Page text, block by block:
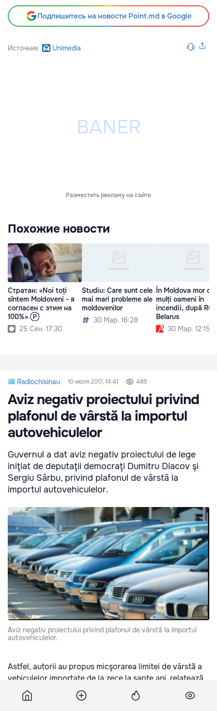
Подпишитесь на новости Point.md в Google
Источник Unimedia
Разместить рекламу на сайте
Похожие новости
Стратан: «Noi toți
sîntem Moldoveni - я
согласен с этим на
100%» Ⓟ
25 Сен. 17:30
Studiu: Care sunt cele
mai mari probleme ale
moldovenilor
30 Мар. 16:28
În Moldova mor
mulți oameni în
incendii, după
Belarus
30 Мар. 12:15
Radiochisinau 10 июля 2017, 14:41 489
Aviz negativ proiectului privind
plafonul de vârstă la importul
autovehiculelor
Guvernul a dat aviz negativ proiectului de lege
iniţiat de deputaţii democraţi Dumitru Diacov şi
Sergiu Sârbu, privind plafonul de vârstă la
importul autovehiculelor.
Aviz negativ proiectului privind plafonul de vârstă la importul
autovehiculelor.
Astfel, autorii au propus micşorarea limitei de vârstă a
vehiculelor importate de la zece la şapte ani, relatează
Radio Moldova
Actualităţi.